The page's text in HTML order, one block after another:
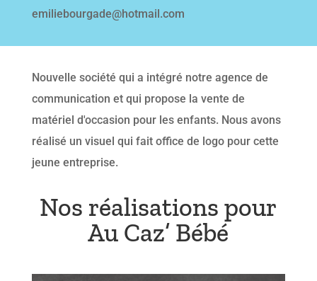
emiliebourgade@hotmail.com
Nouvelle société qui a intégré notre agence de
communication et qui propose la vente de
matériel d'occasion pour les enfants. Nous avons
réalisé un visuel qui fait office de logo pour cette
jeune entreprise.
Nos réalisations pour
Au Caz’ Bébé